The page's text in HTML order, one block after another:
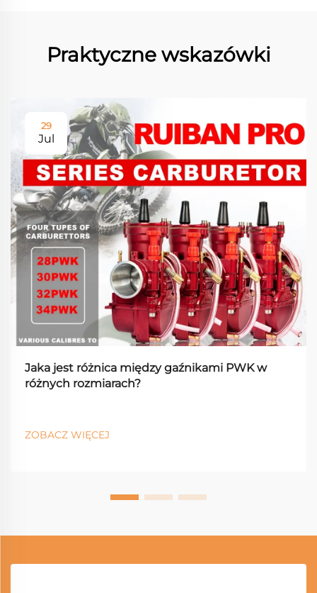
Praktyczne wskazówki
29
Jul
Jaka jest różnica między gaźnikami PWK w
różnych rozmiarach?
ZOBACZ WIĘCEJ